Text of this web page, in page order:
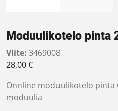
Moduulikotelo pinta
Viite: 3469008
28,00€
Onnline moduulikotelo pinta
moduulia